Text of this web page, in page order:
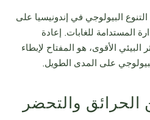
البيولوجي في إندونيسيا على
المستدامة للغابات. إعادة
البيئي الأقوى، هو المفتاح لإبطاء
على المدى الطويل.
الحرائق والتحضر